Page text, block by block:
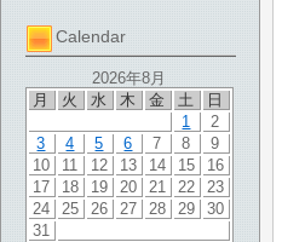
Calendar
2026年8月
月
火 水 木 金 土 日
1
2
3
4 5 6 7 8
9
10
11 12 13 14 15
16
17
18 19 20 21 22
23
24
25 26 27 28 29
30
31